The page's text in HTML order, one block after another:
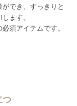
でき、すっきりと
ます。
須アイテムです。
つ